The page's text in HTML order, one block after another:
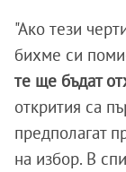
"Ако тези
бихме си
те ще бъдат
открития са
предполагат
на избор. В